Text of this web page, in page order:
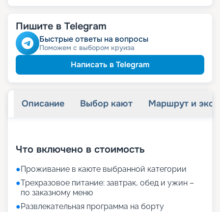
64 170
Скидкадетям
Скидкапенсионерам
Пишите в Telegram
Быстрые ответы на вопросы
Поможем с выбором круиза
Написать в Telegram
Описание Выбор кают Маршрут и
Что включено в стоимость
●Проживание в каюте выбранной категории
●Трехразовое питание: завтрак, обед и ужин –
по заказному меню
●Развлекательная программа на борту